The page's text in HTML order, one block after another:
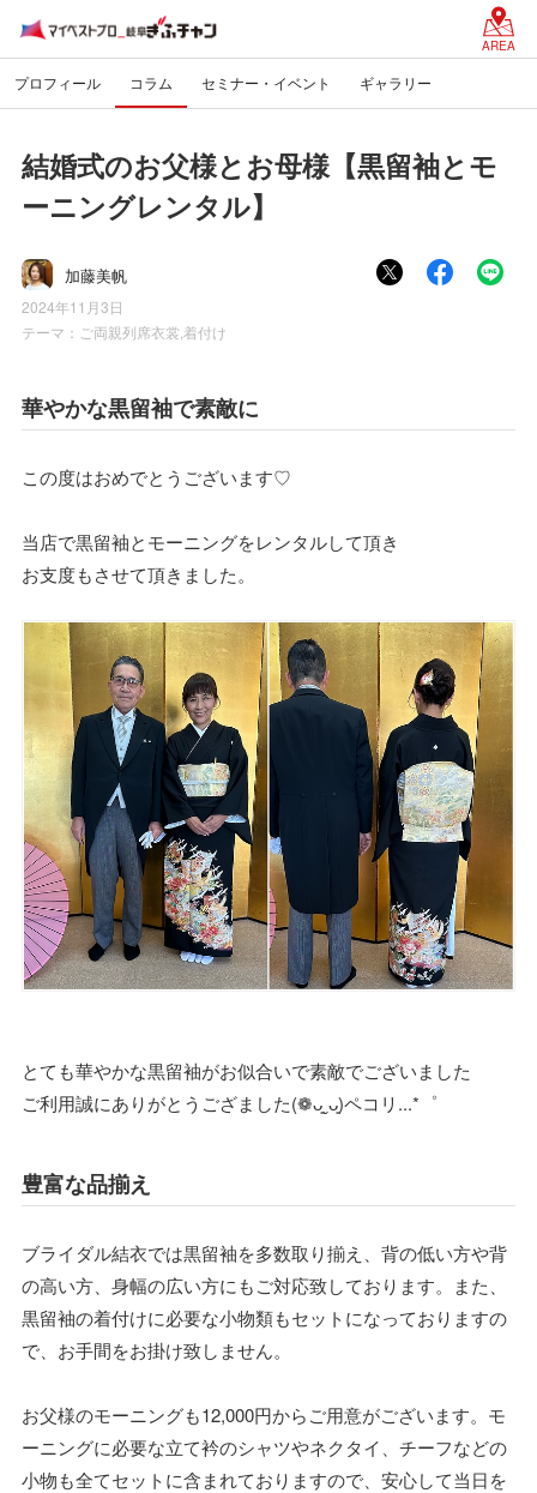
AREA
プロフィール コラム セミナー・イベント ギャラリー
結婚式のお父様とお母様【黒留袖とモ
ーニングレンタル】
加藤美帆
2024年11月3日
テーマ： ご両親列席衣裳,着付け
華やかな黒留袖で素敵に
この度はおめでとうございます♡
当店で黒留袖とモーニングをレンタルして頂き
お支度もさせて頂きました。
とても華やかな黒留袖がお似合いで素敵でございました
ご利用誠にありがとうござました(❁ᴗ͈ˬᴗ͈)ペコリ...*゜
豊富な品揃え
ブライダル結衣では黒留袖を多数取り揃え、背の低い方や背
の高い方、身幅の広い方にもご対応致しております。また、
黒留袖の着付けに必要な小物類もセットになっておりますの
で、お手間をお掛け致しません。
お父様のモーニングも12,000円からご用意がございます。モ
ーニングに必要な立て衿のシャツやネクタイ、チーフなどの
小物も全てセットに含まれておりますので、安心して当日を